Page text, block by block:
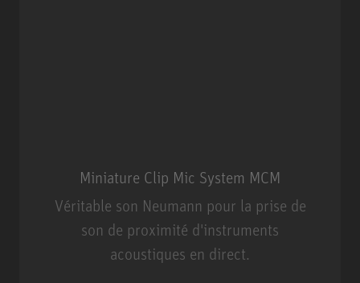
Miniature Clip Mic System MCM
Véritable son Neumann pour la prise de
son de proximité d'instruments
acoustiques en direct.